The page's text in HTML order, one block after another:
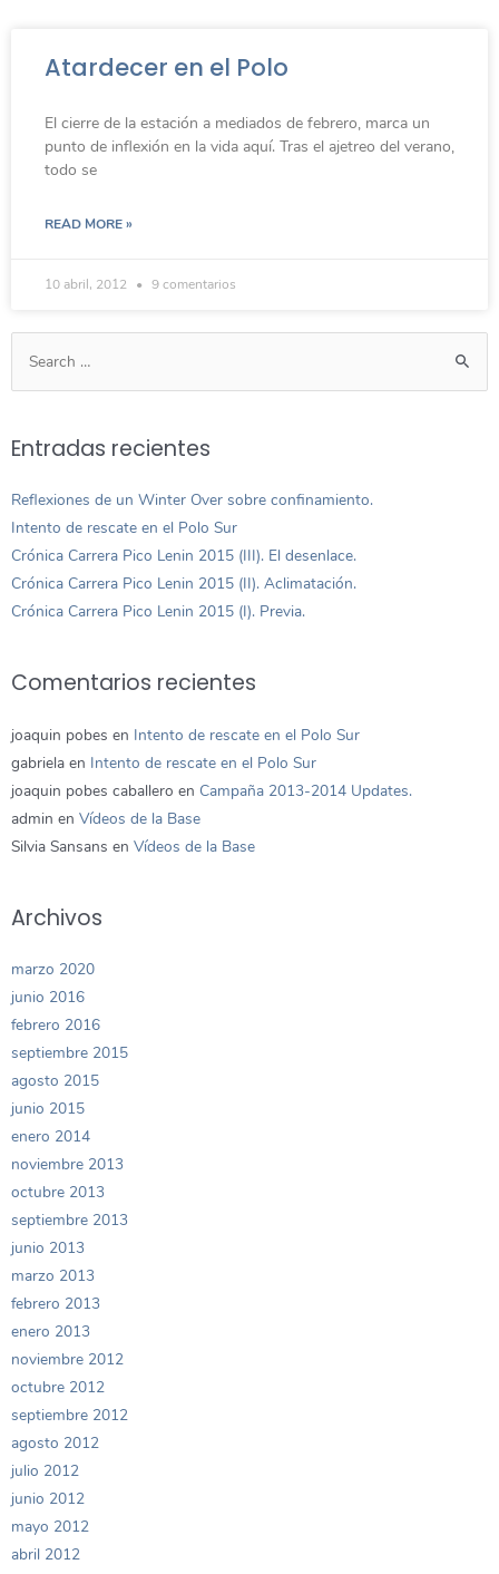
Atardecer en el Polo
El cierre de la estación a mediados de febrero, marca un
punto de inflexión en la vida aquí. Tras el ajetreo del verano,
todo se
READ MORE »
10 abril, 2012 9 comentarios
Entradas recientes
Reflexiones de un Winter Over sobre confinamiento.
Intento de rescate en el Polo Sur
Crónica Carrera Pico Lenin 2015 (III). El desenlace.
Crónica Carrera Pico Lenin 2015 (II). Aclimatación.
Crónica Carrera Pico Lenin 2015 (I). Previa.
Comentarios recientes
joaquin pobes en Intento de rescate en el Polo Sur
gabriela en Intento de rescate en el Polo Sur
joaquin pobes caballero en Campaña 2013-2014 Updates.
admin en Vídeos de la Base
Silvia Sansans en Vídeos de la Base
Archivos
marzo 2020
junio 2016
febrero 2016
septiembre 2015
agosto 2015
junio 2015
enero 2014
noviembre 2013
octubre 2013
septiembre 2013
junio 2013
marzo 2013
febrero 2013
enero 2013
noviembre 2012
octubre 2012
septiembre 2012
agosto 2012
julio 2012
junio 2012
mayo 2012
abril 2012